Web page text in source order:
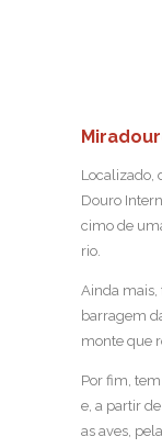
Localizado,
Douro
cimo de
rio.
Ainda
barragem
monte que
Por fim,
e, a partir
as aves,